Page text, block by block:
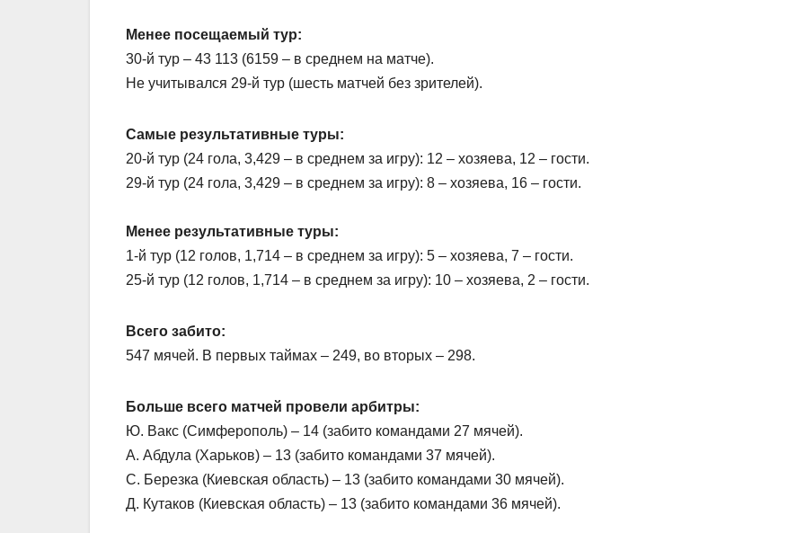
Менее посещаемый тур:
30-й тур – 43 113 (6159 – в среднем на матче).
Не учитывался 29-й тур (шесть матчей без зрителей).
Самые результативные туры:
20-й тур (24 гола, 3,429 – в среднем за игру): 12 – хозяева, 12 – гости.
29-й тур (24 гола, 3,429 – в среднем за игру): 8 – хозяева, 16 – гости.
Менее результативные туры:
1-й тур (12 голов, 1,714 – в среднем за игру): 5 – хозяева, 7 – гости.
25-й тур (12 голов, 1,714 – в среднем за игру): 10 – хозяева, 2 – гости.
Всего забито:
547 мячей. В первых таймах – 249, во вторых – 298.
Больше всего матчей провели арбитры:
Ю. Вакс (Симферополь) – 14 (забито командами 27 мячей).
А. Абдула (Харьков) – 13 (забито командами 37 мячей).
С. Березка (Киевская область) – 13 (забито командами 30 мячей).
Д. Кутаков (Киевская область) – 13 (забито командами 36 мячей).